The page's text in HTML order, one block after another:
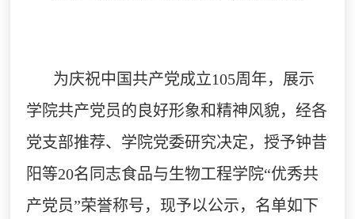
为庆祝中国共产党成立105周年，展示
学院共产党员的良好形象和精神风貌，经各
党支部推荐、学院党委研究决定，授予钟昔
阳等20名同志食品与生物工程学院“优秀共
产党员”荣誉称号，现予以公示，名单如下